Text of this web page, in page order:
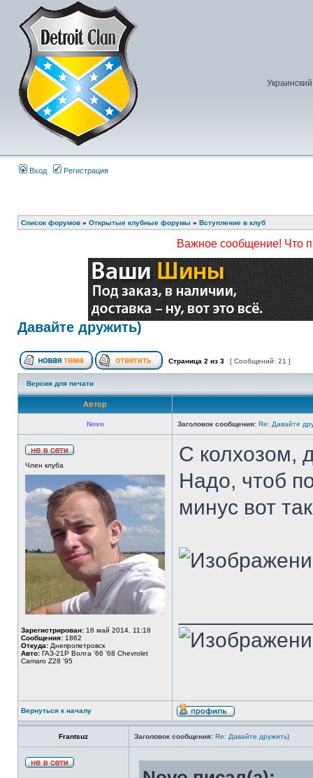
Вход Регистрация
Список форумов » Открытые клубные форумы » Вступление в клуб
Важное сообщение! Что
Давайте дружить)
Страница 2 из 3 [ Сообщений: 21 ]
Версия для печати
Автор
Novo Заголовок сообщения: Re: Давайте
Член клуба
Зарегистрирован: 16 май 2014, 11:18
Сообщения: 1862
Откуда: Днепропетровск
Авто: ГАЗ-21Р Волга '66 '68 Chevrolet
Camaro Z28 '95
С колхозом,
Надо, чтоб
минус вот
Вернуться к началу
Frantsuz Заголовок сообщения: Re: Давайте дружить)